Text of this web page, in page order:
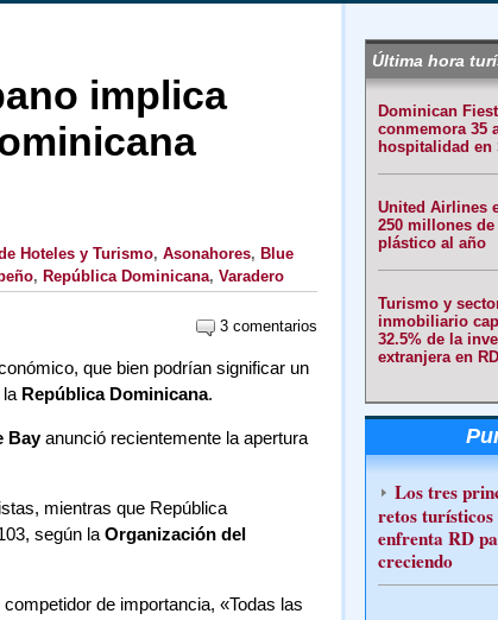
implica
Hoteles y Turismo, Asonahores, Blue
, República Dominicana, Varadero
3 comentarios
que bien podrían significar un
la República Dominicana.
Bayanunció recientemente la apertura
mientras que República
según la Organización del
de importancia, «Todas las
Última hora
Dominican
conmemora 35
hospitalidad en
United Airlines
250 millones de
plástico al año
Turismo y
inmobiliario
32.5% de la
extranjera en RD
Los tres
retos turísticos
enfrenta RD
creciendo